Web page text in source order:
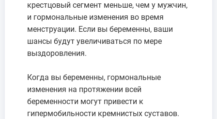
крестцовый сегмент меньше, чем у мужчин,
и гормональные изменения во время
менструации. Если вы беременны, ваши
шансы будут увеличиваться по мере
выздоровления.
Когда вы беременны, гормональные
изменения на протяжении всей
беременности могут привести к
гипермобильности кремнистых суставов.